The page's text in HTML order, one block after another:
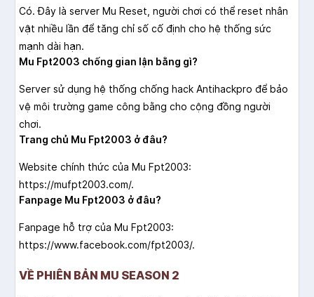
Có. Đây là server Mu Reset, người chơi có thể reset nhân
vật nhiều lần để tăng chỉ số cố định cho hệ thống sức
mạnh dài hạn.
Mu Fpt2003 chống gian lận bằng gì?
Server sử dụng hệ thống chống hack Antihackpro để bảo
vệ môi trường game công bằng cho cộng đồng người
chơi.
Trang chủ Mu Fpt2003 ở đâu?
Website chính thức của Mu Fpt2003:
https://mufpt2003.com/.
Fanpage Mu Fpt2003 ở đâu?
Fanpage hỗ trợ của Mu Fpt2003:
https://www.facebook.com/fpt2003/.
VỀ PHIÊN BẢN MU SEASON 2